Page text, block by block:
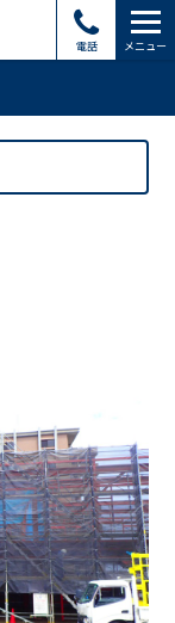
電話 メニュー